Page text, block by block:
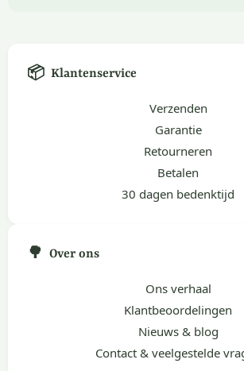
📦 Klantenservice
Verzenden
Garantie
Retourneren
Betalen
30 dagen bedenktijd
🌳 Over ons
Ons verhaal
Klantbeoordelingen
Nieuws & blog
Contact & veelgestelde